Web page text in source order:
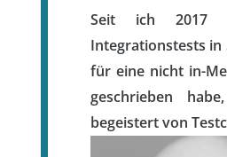
Seit ich 2017
Integrationstests in
für eine nicht in-
geschrieben
begeistert von